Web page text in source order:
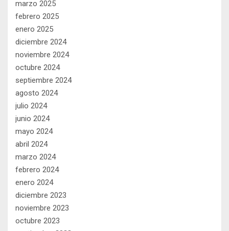
marzo 2025
febrero 2025
enero 2025
diciembre 2024
noviembre 2024
octubre 2024
septiembre 2024
agosto 2024
julio 2024
junio 2024
mayo 2024
abril 2024
marzo 2024
febrero 2024
enero 2024
diciembre 2023
noviembre 2023
octubre 2023